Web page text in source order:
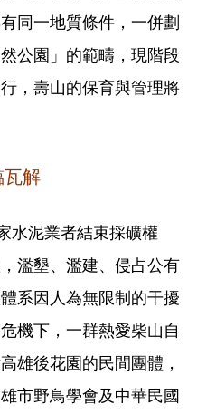
同一地質條件，一併劃
公園」的範疇，現階段
，壽山的保育與管理將
瓦解
水泥業者結束採礦權
濫墾、濫建、侵占公有
系因人為無限制的干擾
機下，一群熱愛柴山自
雄後花園的民間團體，
市野鳥學會及中華民國